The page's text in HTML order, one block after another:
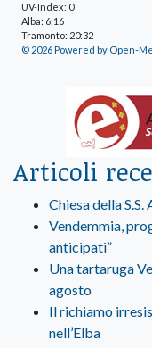
UV-Index: 0
Alba: 6:16
Tramonto: 20:32
© 2026 Powered by Open-
Articoli
Chiesa della
Vendemmia,
anticipati”
Una tartaruga
agosto
Il richiamo
nell’Elba